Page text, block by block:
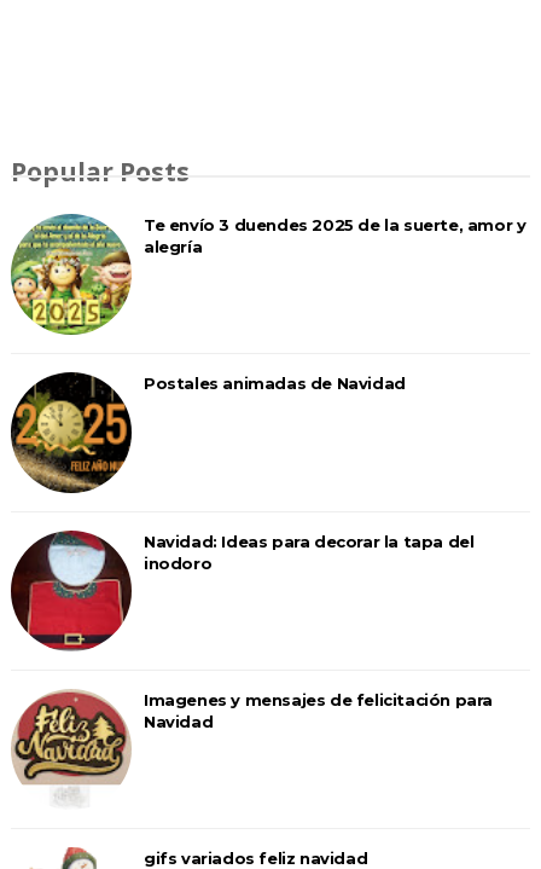
Popular Posts
Te envío 3 duendes 2025 de la suerte, amor y
alegría
Postales animadas de Navidad
Navidad: Ideas para decorar la tapa del
inodoro
Imagenes y mensajes de felicitación para
Navidad
gifs variados feliz navidad